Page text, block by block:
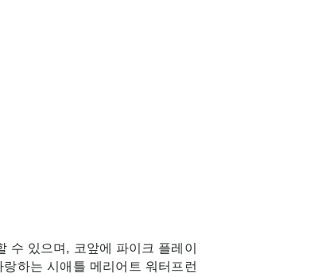
수 있으며, 코앞에 파이크 플레이
하는 시애틀 메리어트 워터프런